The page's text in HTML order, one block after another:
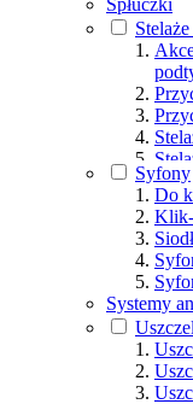
Syfony
Do
Systemy